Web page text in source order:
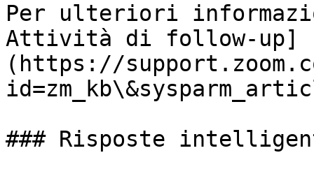
Per ulteriori
Attività di follow-up]
(https://
### Risposte